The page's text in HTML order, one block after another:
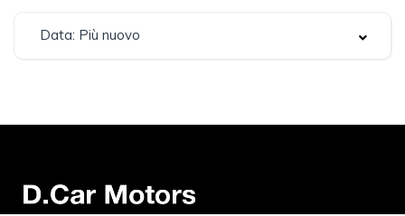
Data: Più nuovo